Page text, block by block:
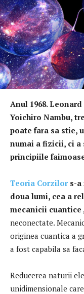
Anul 1968.
Yoichiro Nambu,
poate fara sa stie,
numai a fizicii, ci
principiile
Teoria Corzilors-a
doua lumi, cea a
mecanicii cuantice
neconectate.
originea cuantica a
a fost capabila sa
Reducerea naturii
unidimensionale